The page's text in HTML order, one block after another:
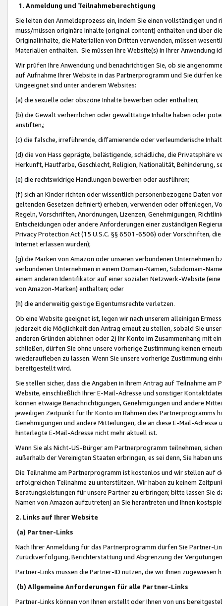
1. Anmeldung und Teilnahmeberechtigung
Sie leiten den Anmeldeprozess ein, indem Sie einen vollständigen
muss/müssen originäre Inhalte (original content) enthalten und über
Originalinhalte, die Materialien von Dritten verwenden, müssen
Materialien enthalten. Sie müssen Ihre Website(s) in Ihrer Anwendung
Wir prüfen Ihre Anwendung und benachrichtigen Sie, ob sie
auf Aufnahme Ihrer Website in das Partnerprogramm und Sie dürfen
Ungeeignet sind unter anderem Websites:
(a) die sexuelle oder obszöne Inhalte bewerben oder enthalten;
(b) die Gewalt verherrlichen oder gewalttätige Inhalte haben oder
anstiften,;
(c) die falsche, irreführende, diffamierende oder verleumderische
(d) die von Hass geprägte, belästigende, schädliche, die Privatsphäre
Herkunft, Hautfarbe, Geschlecht, Religion, Nationalität, Behinderung,
(e) die rechtswidrige Handlungen bewerben oder ausführen;
(f) sich an Kinder richten oder wissentlich personenbezogene Daten
geltenden Gesetzen definiert) erheben, verwenden oder offenlegen,
Regeln, Vorschriften, Anordnungen, Lizenzen, Genehmigungen,
Entscheidungen oder andere Anforderungen einer zuständigen
Privacy Protection Act (15 U.S.C. §§ 6501-6506) oder Vorschriften,
Internet erlassen wurden);
(g) die Marken von Amazon oder unseren verbundenen Unternehmen
verbundenen Unternehmen in einem Domain-Namen, Subdomain-
einem anderen Identifikator auf einer sozialen Netzwerk-Website
von Amazon-Marken) enthalten; oder
(h) die anderweitig geistige Eigentumsrechte verletzen.
Ob eine Website geeignet ist, legen wir nach unserem alleinigen
jederzeit die Möglichkeit den Antrag erneut zu stellen, sobald Sie
anderen Gründen ablehnen oder 2) Ihr Konto im Zusammenhang mit
schließen, dürfen Sie ohne unsere vorherige Zustimmung keinen
wiederaufleben zu lassen. Wenn Sie unsere vorherige Zustimmung
bereitgestellt wird.
Sie stellen sicher, dass die Angaben in Ihrem Antrag auf Teilnahme
Website, einschließlich Ihrer E-Mail-Adresse und sonstiger
können etwaige Benachrichtigungen, Genehmigungen und andere
jeweiligen Zeitpunkt für Ihr Konto im Rahmen des Partnerprogramms
Genehmigungen und andere Mitteilungen, die an diese E-Mail-
hinterlegte E-Mail-Adresse nicht mehr aktuell ist.
Wenn Sie als Nicht-US-Bürger am Partnerprogramm teilnehmen,
außerhalb der Vereinigten Staaten erbringen, es sei denn, Sie haben
Die Teilnahme am Partnerprogramm ist kostenlos und wir stellen auf
erfolgreichen Teilnahme zu unterstützen. Wir haben zu keinem
Beratungsleistungen für unsere Partner zu erbringen; bitte lassen Sie
Namen von Amazon aufzutreten) an Sie herantreten und Ihnen
2. Links auf Ihrer Website
(a) Partner-Links
Nach Ihrer Anmeldung für das Partnerprogramm dürfen Sie Partner-
Zurückverfolgung, Berichterstattung und Abgrenzung der
Partner-Links müssen die Partner-ID nutzen, die wir Ihnen zugewiesen
(b) Allgemeine Anforderungen für alle Partner-Links
Partner-Links können von Ihnen erstellt oder Ihnen von uns